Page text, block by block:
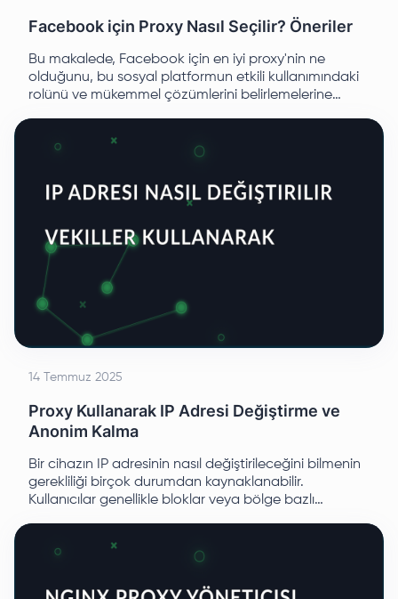
Facebook için Proxy Nasıl Seçilir? Öneriler
Bu makalede, Facebook için en iyi proxy'nin ne
olduğunu, bu sosyal platformun etkili kullanımındaki
rolünü ve mükemmel çözümlerini belirlemelerine
14 Temmuz 2025
Proxy Kullanarak IP Adresi Değiştirme ve
Anonim Kalma
Bir cihazın IP adresinin nasıl değiştirileceğini bilmenin
gerekliliği birçok durumdan kaynaklanabilir.
Kullanıcılar genellikle bloklar veya bölge bazlı